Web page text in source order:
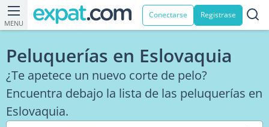
MENU
Conectarse Registrase
Peluquerías en Eslovaquia
¿Te apetece un nuevo corte de pelo?
Encuentra debajo la lista de las peluquerías en
Eslovaquia.